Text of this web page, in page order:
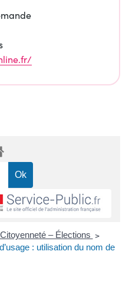
– Élections >
: utilisation du nom de